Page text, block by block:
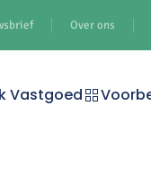
Over ons
Vastgoed